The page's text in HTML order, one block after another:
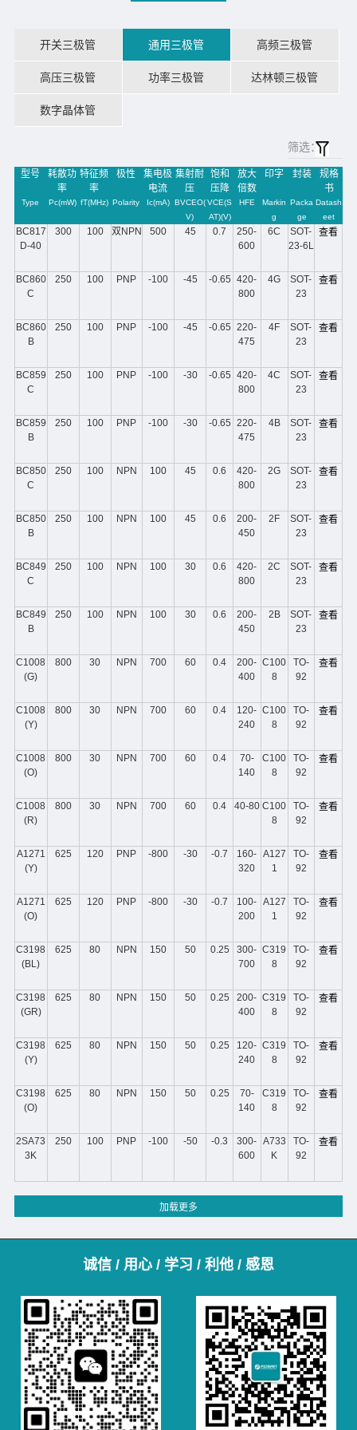
开关三极管 通用三极管 高频三极管
高压三极管 功率三极管 达林顿三极管
数字晶体管
筛选：
型号
耗散功
率
特征频
率
极性
集电极
电流
集射耐
压
饱和
压降
放大
倍数
印字 封装
规格
书
Type Pc(mW) fT(MHz) Polarity Ic(mA) BVCEO(
V)
VCE(S
AT)(V)
HFE
Markin
g
Packa
ge
Datash
eet
BC817
D-40
300 100 双NPN 500 45 0.7
250-
600
6C
SOT-
23-6L
查看
BC860
C
250 100 PNP -100 -45 -0.65
420-
800
4G
SOT-
23
查看
BC860
B
250 100 PNP -100 -45 -0.65
220-
475
4F
SOT-
23
查看
BC859
C
250 100 PNP -100 -30 -0.65
420-
800
4C
SOT-
23
查看
BC859
B
250 100 PNP -100 -30 -0.65
220-
475
4B
SOT-
23
查看
BC850
C
250 100 NPN 100 45 0.6
420-
800
2G
SOT-
23
查看
BC850
B
250 100 NPN 100 45 0.6
200-
450
2F
SOT-
23
查看
BC849
C
250 100 NPN 100 30 0.6
420-
800
2C
SOT-
23
查看
BC849
B
250 100 NPN 100 30 0.6
200-
450
2B
SOT-
23
查看
C1008
(G)
800 30 NPN 700 60 0.4
200-
400
C100
8
TO-
92
查看
C1008
(Y)
800 30 NPN 700 60 0.4
120-
240
C100
8
TO-
92
查看
C1008
(O)
800 30 NPN 700 60 0.4
70-
140
C100
8
TO-
92
查看
C1008
(R)
800 30 NPN 700 60 0.4 40-80 C100
8
TO-
92
查看
A1271
(Y)
625 120 PNP -800 -30 -0.7
160-
320
A127
1
TO-
92
查看
A1271
(O)
625 120 PNP -800 -30 -0.7
100-
200
A127
1
TO-
92
查看
C3198
(BL)
625 80 NPN 150 50 0.25
300-
700
C319
8
TO-
92
查看
C3198
(GR)
625 80 NPN 150 50 0.25
200-
400
C319
8
TO-
92
查看
C3198
(Y)
625 80 NPN 150 50 0.25
120-
240
C319
8
TO-
92
查看
C3198
(O)
625 80 NPN 150 50 0.25
70-
140
C319
8
TO-
92
查看
2SA73
3K
250 100 PNP -100 -50 -0.3
300-
600
A733
K
TO-
92
查看
诚信 / 用心 / 学习 / 利他 / 感恩